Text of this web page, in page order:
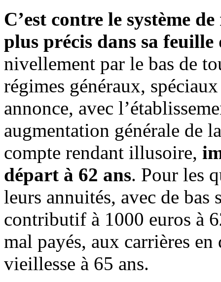
C’est contre le système
plus précis dans sa feuille
nivellement par le bas de
régimes généraux,
annonce, avec
augmentation générale de
compte rendant illusoire,
départ à 62 ans. Pour les
leurs annuités, avec de bas
contributif à 1000 euros à
mal payés, aux carrières
vieillesse à 65 ans.